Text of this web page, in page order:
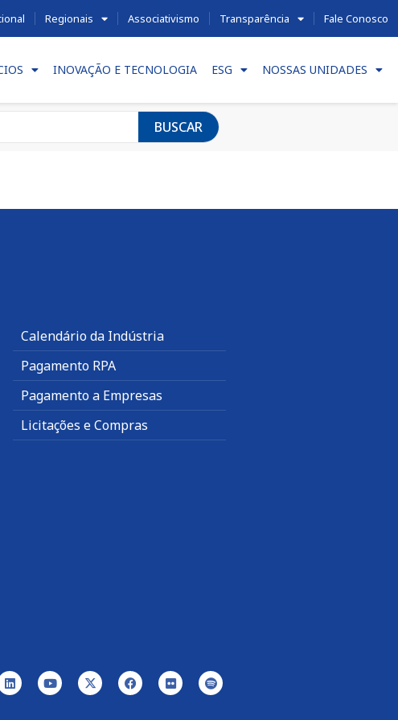
Regionais Associativismo Transparência Fale Conosco
INOVAÇÃO E TECNOLOGIA ESG NOSSAS UNIDADES
BUSCAR
Calendário da Indústria
Pagamento RPA
Pagamento a Empresas
Licitações e Compras